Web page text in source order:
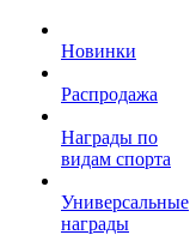
Новинки
Распродажа
Награды по
видам спорта
Универсальные
награды